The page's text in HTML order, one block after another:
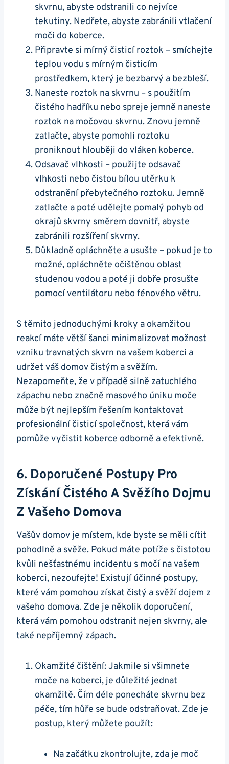
skvrnu, abyste odstranili co nejvíce
tekutiny. Nedřete, abyste zabránili vtlačení
moči do koberce.
Připravte si mírný čisticí roztok – smíchejte
teplou vodu s mírným čisticím
prostředkem, který je bezbarvý a bezbleší.
Naneste roztok na skvrnu – s použitím
čistého hadříku nebo spreje jemně naneste
roztok na močovou skvrnu. Znovu jemně
zatlačte, abyste pomohli roztoku
proniknout hlouběji do vláken koberce.
Odsavač vlhkosti – použijte odsavač
vlhkosti nebo čistou bílou utěrku k
odstranění přebytečného roztoku. Jemně
zatlačte a poté udělejte pomalý pohyb od
okrajů skvrny směrem dovnitř, abyste
zabránili rozšíření skvrny.
Důkladně opláchněte a usušte – pokud je to
možné, opláchněte očištěnou oblast
studenou vodou a poté ji dobře prosušte
pomocí ventilátoru nebo fénového větru.
S těmito jednoduchými kroky a okamžitou
reakcí máte větší šanci minimalizovat možnost
vzniku travnatých skvrn na vašem koberci a
udržet váš domov čistým a svěžím.
Nezapomeňte, že v případě silně zatuchlého
zápachu nebo značně masového úniku moče
může být nejlepším řešením kontaktovat
profesionální čisticí společnost, která vám
pomůže vyčistit koberce odborně a efektivně.
6. Doporučené Postupy Pro
Získání Čistého A Svěžího Dojmu
Z Vašeho Domova
Vašův domov je místem, kde byste se měli cítit
pohodlně a svěže. Pokud máte potíže s čistotou
kvůli nešťastnému incidentu s močí na vašem
koberci, nezoufejte! Existují účinné postupy,
které vám pomohou získat čistý a svěží dojem z
vašeho domova. Zde je několik doporučení,
která vám pomohou odstranit nejen skvrny, ale
také nepříjemný zápach.
Okamžité čištění: Jakmile si všimnete
moče na koberci, je důležité jednat
okamžitě. Čím déle ponecháte skvrnu bez
péče, tím hůře se bude odstraňovat. Zde je
postup, který můžete použít:
Na začátku zkontrolujte, zda je moč